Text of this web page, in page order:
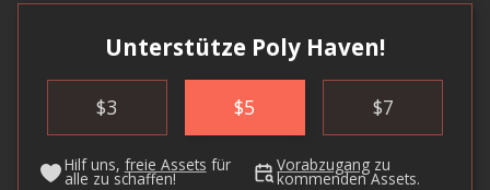
Unterstütze Poly Haven!
$3 $5 $7
Hilf uns, freie Assets für
alle zu schaffen!
Vorabzugang zu
kommenden Assets.